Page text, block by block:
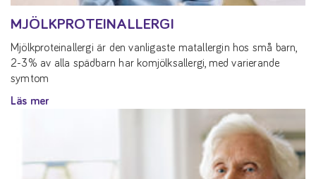
MJÖLKPROTEINALLERGI
Mjölkproteinallergi är den vanligaste matallergin hos små barn,
2-3% av alla spädbarn har komjölksallergi, med varierande
symtom
Läs mer